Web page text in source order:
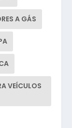
A GÁS
VEÍCULOS